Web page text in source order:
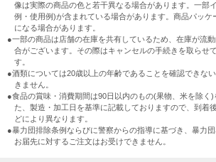
像は実際の商品の色と若干異なる場合があります。一部
例・使用例)が含まれている場合があります。商品パッケ
になる場合があります。
●一部の商品は店舗の在庫を共有しているため、在庫が流
合がございます。その際はキャンセルの手続きを取らせ
す。
●酒類については20歳以上の年齢であることを確認できな
きません。
●食品の賞味・消費期間は90日以内のもの(果物、米を除く)
た、製造・加工日を基準に記載しておりますので、到着
どにより異なります。
●暴力団排除条例ならびに警察からの指導に基づき、暴力
お届先に対するご注文はお受けできません。